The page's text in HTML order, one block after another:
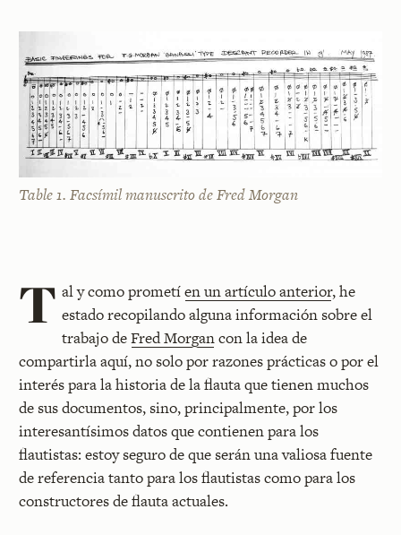
Table 1. Facsímil manuscrito de Fred Morgan
T al y como prometíen un artículo anterior, he
estado recopilando alguna información sobre el
trabajo deFred Morgancon la idea de
compartirla aquí, no solo por razones prácticas o por el
interés para la historia de la flauta que tienen muchos
de sus documentos, sino, principalmente, por los
interesantísimos datos que contienen para los
flautistas: estoy seguro de que serán una valiosa fuente
de referencia tanto para los flautistas como para los
constructores de flauta actuales.